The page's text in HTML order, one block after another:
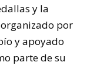
y la
por
y apoyado
parte de su